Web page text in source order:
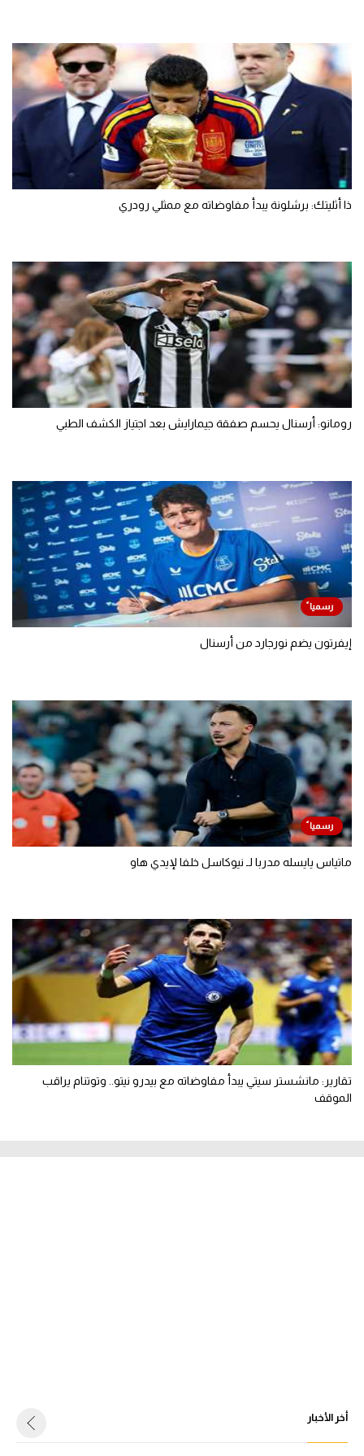
ذا أثليتك: برشلونة يبدأ مفاوضاته مع ممثلي رودري
رومانو: أرسنال يحسم صفقة جيمارايش بعد اجتياز الكشف الطبي
إيفرتون يضم نورجارد من أرسنال
ماتياس يايسله مدربا لـ نيوكاسل خلفا لإيدي هاو
تقارير: مانشستر سيتي يبدأ مفاوضاته مع بيدرو نيتو.. وتوتنام يراقب
الموقف
أخر الأخبار